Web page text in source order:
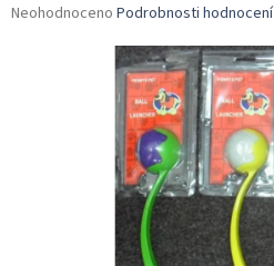
Průměrné
Neohodnoceno Podrobnosti hodnocení